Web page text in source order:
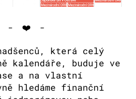
- ❤️ -
která celý
kalendáře, buduje ve
a na vlastní
hledáme finanční